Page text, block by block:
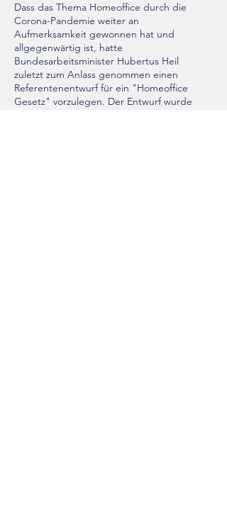
Dass das Thema Homeoffice durch die
Corona-Pandemie weiter an
Aufmerksamkeit gewonnen hat und
allgegenwärtig ist, hatte
Bundesarbeitsminister Hubertus Heil
zuletzt zum Anlass genommen einen
Referentenentwurf für ein "Homeoffice
Gesetz" vorzulegen. Der Entwurf wurde